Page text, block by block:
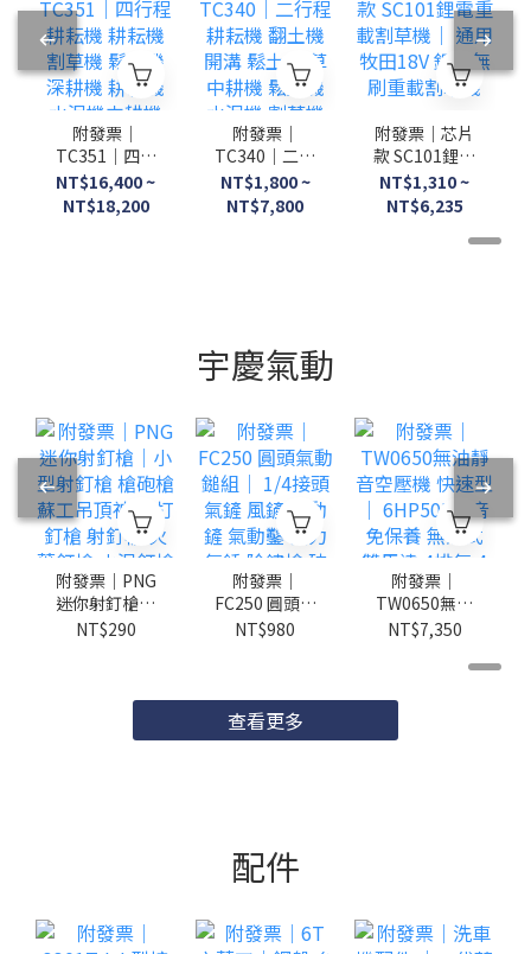
附發票｜
TC351｜四行
程耕耘機 耕耘
機 割草機 鬆
土機 深耕機
NT$16,400 ~
NT$18,200
附發票｜
TC340｜二行
程耕耘機 翻土
機 開溝 鬆土
除草中耕機 鬆
NT$1,800 ~
NT$7,800
附發票｜芯片
款 SC101鋰電
重載割草機｜
通用牧田18V
鋰電無刷重載
NT$1,310 ~
NT$6,235
宇慶氣動
附發票｜PNG
迷你射釘槍｜
小型射釘槍 槍
NT$290
附發票｜
FC250 圓頭氣
動鎚組｜ 1/4
除鏽槍 破壞鎚
除鏽
NT$980
附發票｜
TW0650無油
靜音空壓機 快
6HP50L靜音
4輪 風皇
NT$7,350
查看更多
配件